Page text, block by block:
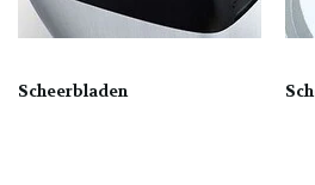
Scheerbladen